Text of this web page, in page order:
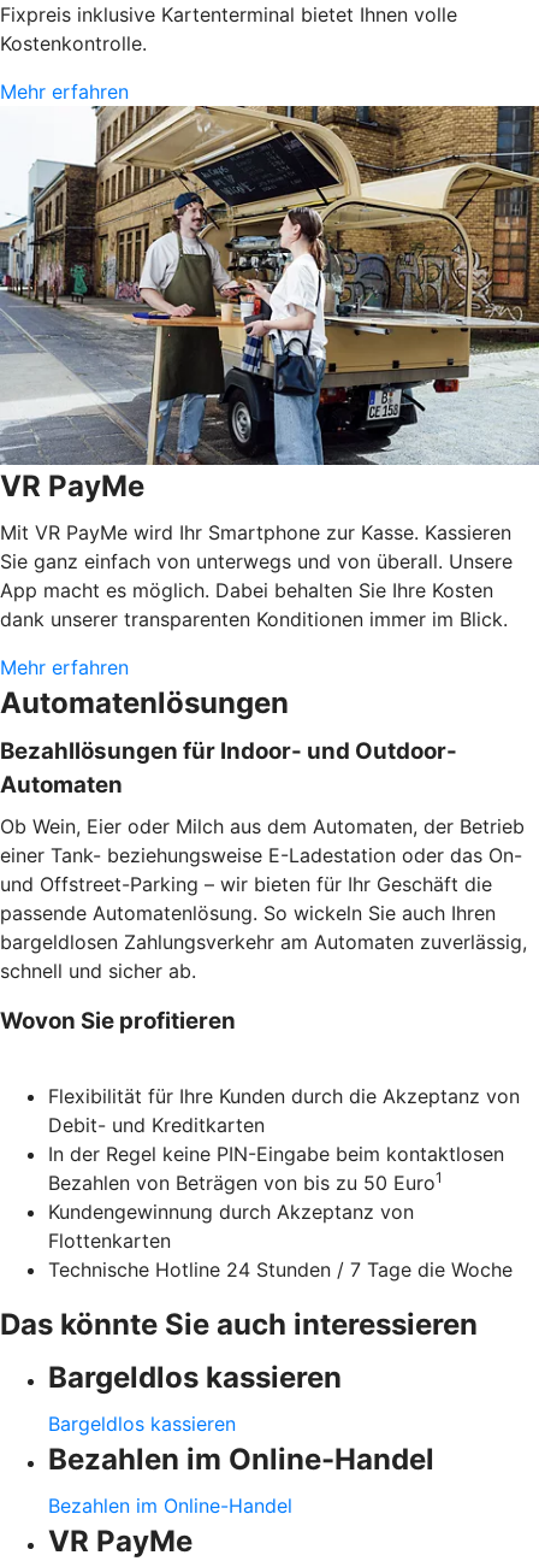
Fixpreis inklusive Kartenterminal bietet Ihnen volle
Kostenkontrolle.
Mehr erfahren
VR PayMe
Mit VR PayMe wird Ihr Smartphone zur Kasse. Kassieren
Sie ganz einfach von unterwegs und von überall. Unsere
App macht es möglich. Dabei behalten Sie Ihre Kosten
dank unserer transparenten Konditionen immer im Blick.
Mehr erfahren
Automatenlösungen
Bezahllösungen für Indoor- und Outdoor-
Automaten
Ob Wein, Eier oder Milch aus dem Automaten, der Betrieb
einer Tank- beziehungsweise E-Ladestation oder das On-
und Offstreet-Parking – wir bieten für Ihr Geschäft die
passende Automatenlösung. So wickeln Sie auch Ihren
bargeldlosen Zahlungsverkehr am Automaten zuverlässig,
schnell und sicher ab.
Wovon Sie profitieren
Flexibilität für Ihre Kunden durch die Akzeptanz von
Debit- und Kreditkarten
In der Regel keine PIN-Eingabe beim kontaktlosen
Bezahlen von Beträgen von bis zu 50 Euro1
Kundengewinnung durch Akzeptanz von
Flottenkarten
Technische Hotline 24 Stunden / 7 Tage die Woche
Das könnte Sie auch interessieren
Bargeldlos kassieren
Bargeldlos kassieren
Bezahlen im Online-Handel
Bezahlen im Online-Handel
VR PayMe